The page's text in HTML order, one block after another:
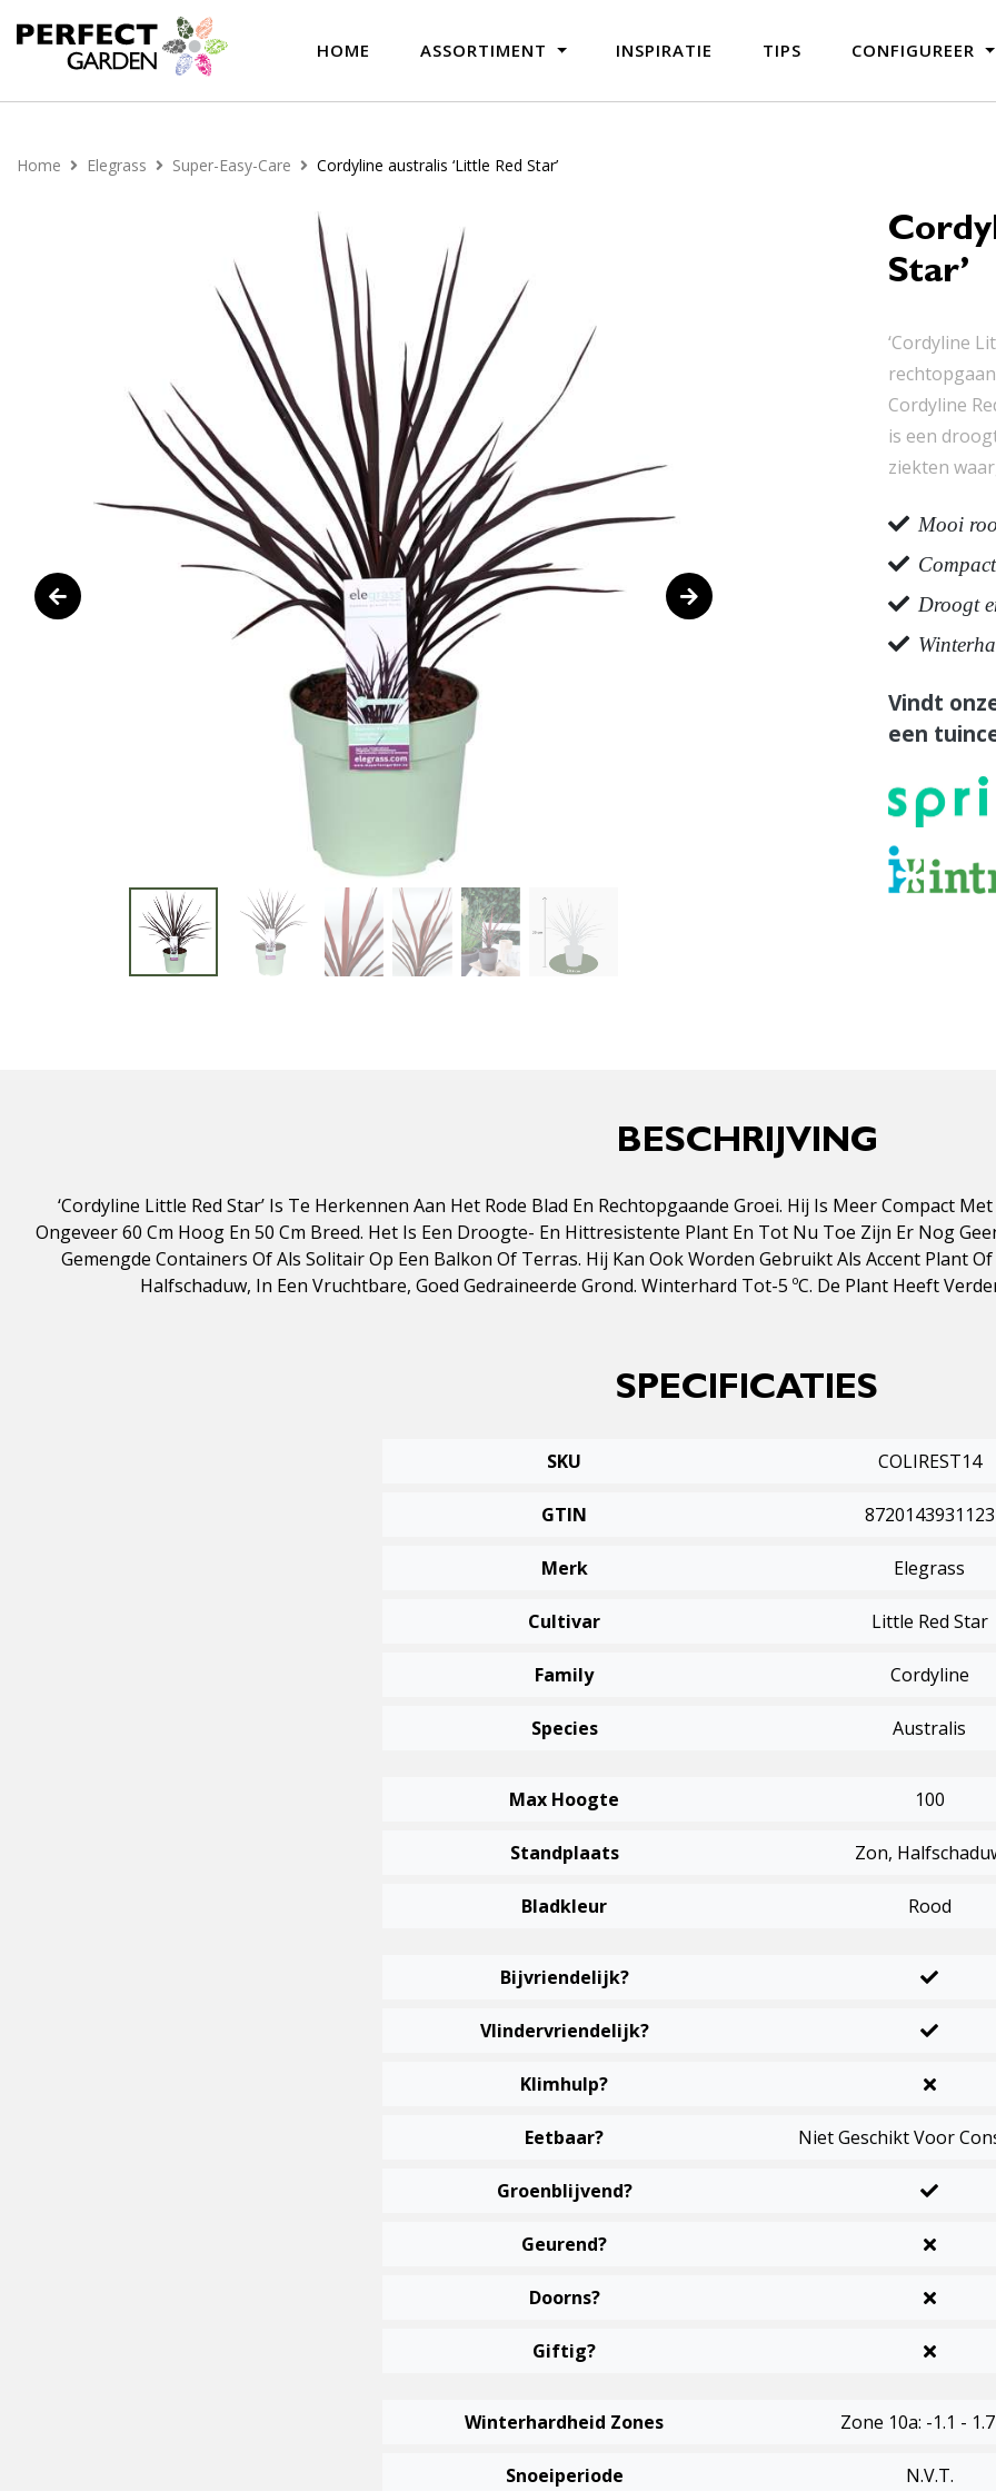
HOME ASSORTIMENT INSPIRATIE TIPS CONFIGUREER
Home Elegrass Super-Easy-Care Cordyline australis ‘Little Red Star’
Star’
‘Cordyline
Cordyline
is een
ziekten
Mooi
Droogt
Vindt
een
BESCHRIJVING
‘Cordyline Little Red Star’ Is Te Herkennen Aan Het Rode Blad En Rechtopgaande Groei. Hij Is Meer Compact
Ongeveer 60 Cm Hoog En 50 Cm Breed. Het Is Een Droogte- En Hittresistente Plant En Tot Nu Toe Zijn Er Nog
Gemengde Containers Of Als Solitair Op Een Balkon Of Terras. Hij Kan Ook Worden Gebruikt Als Accent Plant
Halfschaduw, In Een Vruchtbare, Goed Gedraineerde Grond. Winterhard Tot-5 ºC. De Plant Heeft
SPECIFICATIES
SKU COLIREST14
GTIN 8720143931123
Merk Elegrass
Cultivar Little Red Star
Family Cordyline
Species Australis
Max Hoogte 100
Standplaats Zon,
Bladkleur Rood
Bijvriendelijk?
Vlindervriendelijk?
Klimhulp?
Eetbaar? Niet Geschikt Voor
Groenblijvend?
Geurend?
Doorns?
Giftig?
Winterhardheid Zones Zone 10a: -1.1 -
Snoeiperiode N.v.t.